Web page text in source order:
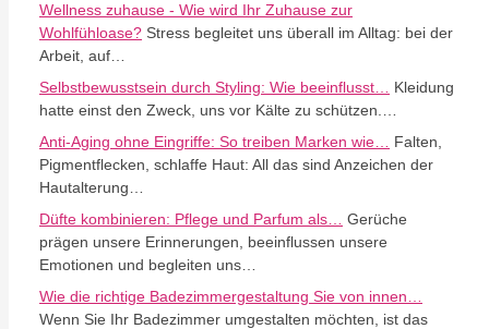
Wellness zuhause - Wie wird Ihr Zuhause zur
Wohlfühloase? Stress begleitet uns überall im Alltag: bei der
Arbeit, auf…
Selbstbewusstsein durch Styling: Wie beeinflusst…
Kleidung
hatte einst den Zweck, uns vor Kälte zu schützen.…
Anti-Aging ohne Eingriffe: So treiben Marken wie…
Falten,
Pigmentflecken, schlaffe Haut: All das sind Anzeichen der
Hautalterung…
Düfte kombinieren: Pflege und Parfum als…
Gerüche
prägen unsere Erinnerungen, beeinflussen unsere
Emotionen und begleiten uns…
Wie die richtige Badezimmergestaltung Sie von innen…
Wenn Sie Ihr Badezimmer umgestalten möchten, ist das